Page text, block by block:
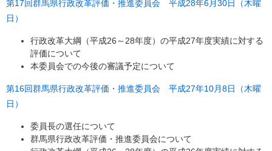
第17回群馬県行政改革評価・推進委員会 平成28年6月30日（木曜
日）
行政改革大綱（平成26～28年度）の平成27年度実績に対する
評価について
本委員会での今後の審議予定について
第16回群馬県行政改革評価・推進委員会 平成27年10月8日（木曜
日）
委員長の選任について
群馬県行政改革評価・推進委員会について